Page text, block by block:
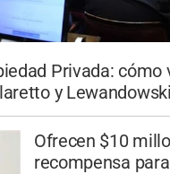
Privada: cómo
y
Ofrecen $10
recompensa